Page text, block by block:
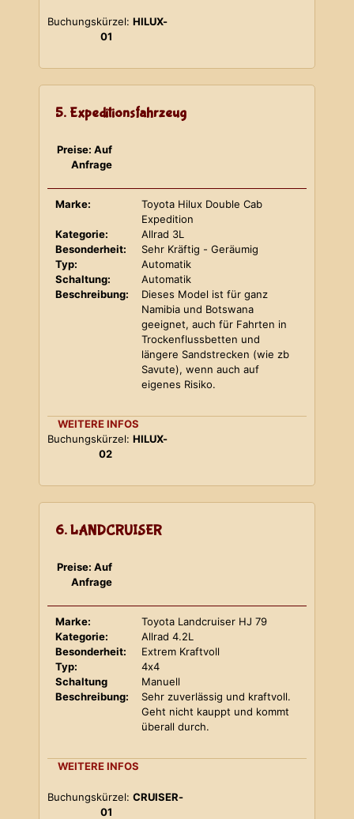
Buchungskürzel: HILUX-
01
5. Expeditionsfahrzeug
Preise: Auf
Anfrage
Marke:
Toyota Hilux Double Cab
Expedition
Kategorie:
Allrad 3L
Besonderheit:
Sehr Kräftig - Geräumig
Typ:
Automatik
Schaltung:
Automatik
Beschreibung:
Dieses Model ist für ganz
Namibia und Botswana
geeignet, auch für Fahrten in
Trockenflussbetten und
längere Sandstrecken (wie zb
Savute), wenn auch auf
eigenes Risiko.
WEITERE INFOS
Buchungskürzel: HILUX-
02
6. LANDCRUISER
Preise: Auf
Anfrage
Marke:
Toyota Landcruiser HJ 79
Kategorie:
Allrad 4.2L
Besonderheit:
Extrem Kraftvoll
Typ:
4x4
Schaltung
Manuell
Beschreibung:
Sehr zuverlässig und kraftvoll.
Geht nicht kauppt und kommt
überall durch.
WEITERE INFOS
Buchungskürzel: CRUISER-
01